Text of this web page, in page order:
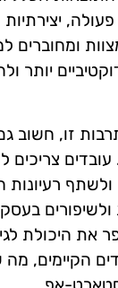
יצירתיות
ומחוברים
יותר
זו, חשוב
עובדים צריכים
רעיונות
את היכולת
הקיימים,